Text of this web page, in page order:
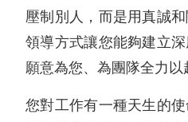
壓制別人，而是用真誠
領導方式讓您能夠建立
願意為您、為團隊全力以
您對工作有一種天生的